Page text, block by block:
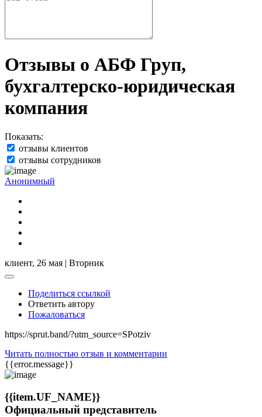
Отзывы о АБФ Груп,
бухгалтерско-юридическая
компания
Показать:
отзывы клиентов
отзывы сотрудников
Анонимный
клиент, 26 мая | Вторник
Поделиться ссылкой
Ответить автору
Пожаловаться
https://sprut.band/?utm_source=SPotziv
Читать полностью отзыв и комментарии
{{error.message}}
{{item.UF_NAME}}
Официальный представитель